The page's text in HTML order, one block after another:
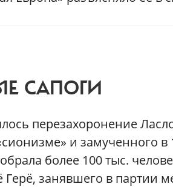
САПОГИ
перезахоронение
и замученного в
более 100 тыс.
Герё, занявшего в партии